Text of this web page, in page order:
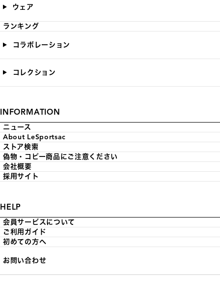
ウェア
ランキング
コラボレーション
コレクション
INFORMATION
ニュース
About LeSportsac
ストア検索
偽物・コピー商品にご注意ください
会社概要
採用サイト
HELP
会員サービスについて
ご利用ガイド
初めての方へ
お問い合わせ